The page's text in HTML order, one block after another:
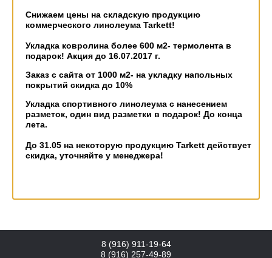
Снижаем цены на складскую продукцию
коммерческого линолеума Tarkett!
Укладка ковролина более 600 м2- термолента в
подарок! Акция до 16.07.2017 г.
Заказ с сайта от 1000 м2- на укладку напольных
покрытий скидка до 10%
Укладка спортивного линолеума с нанесением
разметок, один вид разметки в подарок! До конца
лета.
До 31.05 на некоторую продукцию Tarkett действует
скидка, уточняйте у менеджера!
8 (916) 911-19-64
8 (916) 257-49-89